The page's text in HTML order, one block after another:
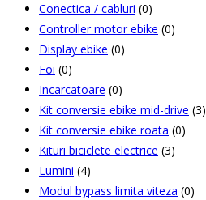
Conectica / cabluri (0)
Controller motor ebike (0)
Display ebike (0)
Foi (0)
Incarcatoare (0)
Kit conversie ebike mid-drive (3)
Kit conversie ebike roata (0)
Kituri biciclete electrice (3)
Lumini (4)
Modul bypass limita viteza (0)